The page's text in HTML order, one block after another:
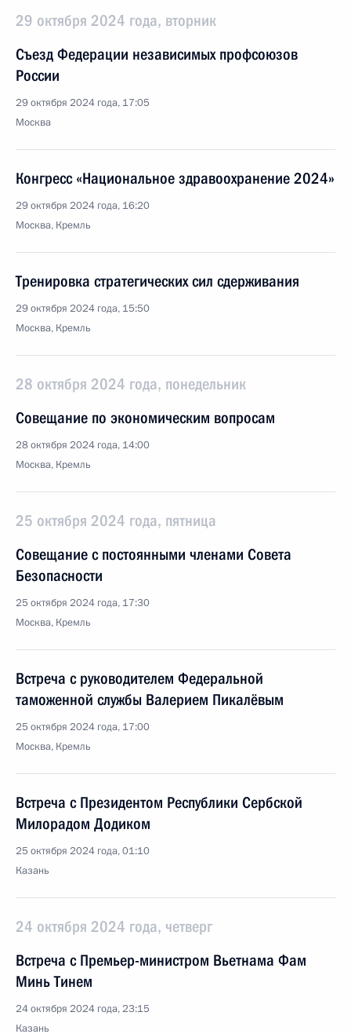
29 октября 2024 года, вторник
Съезд Федерации независимых профсоюзов
России
29 октября 2024 года, 17:05
Москва
Конгресс «Национальное здравоохранение 2024»
29 октября 2024 года, 16:20
Москва, Кремль
Тренировка стратегических сил сдерживания
29 октября 2024 года, 15:50
Москва, Кремль
28 октября 2024 года, понедельник
Совещание по экономическим вопросам
28 октября 2024 года, 14:00
Москва, Кремль
25 октября 2024 года, пятница
Совещание с постоянными членами Совета
Безопасности
25 октября 2024 года, 17:30
Москва, Кремль
Встреча с руководителем Федеральной
таможенной службы Валерием Пикалёвым
25 октября 2024 года, 17:00
Москва, Кремль
Встреча с Президентом Республики Сербской
Милорадом Додиком
25 октября 2024 года, 01:10
Казань
24 октября 2024 года, четверг
Встреча с Премьер-министром Вьетнама Фам
Минь Тинем
24 октября 2024 года, 23:15
Казань